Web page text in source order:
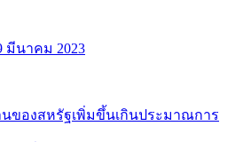
มีนาคม 2023
นของสหรัฐเพิ่มขึ้นเกินประมาณการ